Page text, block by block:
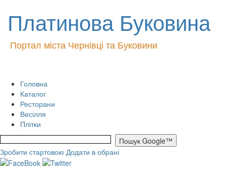
Платинова Буковина
Портал міста Чернівці та Буковини
Головна
Каталог
Ресторани
Весілля
Плітки
Зробити стартовою Додати в обрані